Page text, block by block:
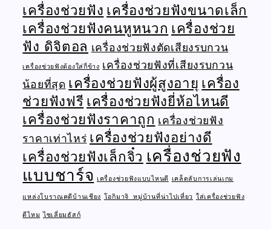
เครื่องช่วยฟัง เครื่องช่วยฟังขนาดเล็ก
เครื่องช่วยฟังคนหูหนวก เครื่องช่วย
ฟัง ดิจิตอล เครื่องช่วยฟังตัดเสียงรบกวน
เครื่องช่วยฟังต้องใส่กี่ข้าง เครื่องช่วยฟังที่เสียงรบกวน
น้อยที่สุด เครื่องช่วยฟังผู้สูงอายุ เครื่อง
ช่วยฟังฟรีเครื่องช่วยฟังยี่ห้อไหนดี
เครื่องช่วยฟังราคาถูก เครื่องช่วยฟัง
ราคาเท่าไหร่ เครื่องช่วยฟังอย่างดี
เครื่องช่วยฟังเล็กจิ๋ว เครื่องช่วยฟัง
แบบชาร์จ เครื่องช่วยฟังแบบไหนดี เคล็ดลับการเล่นเกม
แหล่งโบราณคดีบ้านเชียง โอกิมาจิ หมู่บ้านที่น่าไปเที่ยว ใส่เครื่องช่วยฟัง
ดีไหม ไซเลี่ยมฮัสก์